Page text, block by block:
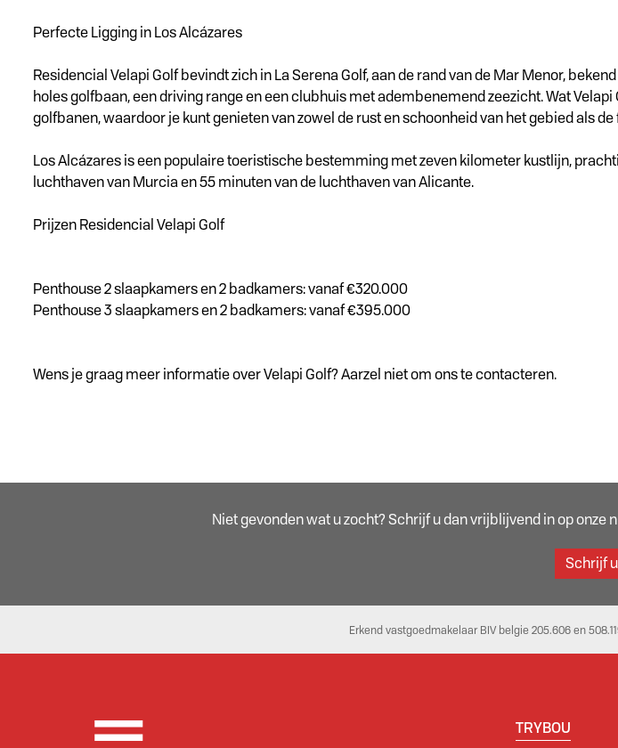
Perfecte Ligging in Los Alcázares
Residencial Velapi Golf bevindt zich in La Serena Golf, aan de rand van de Mar Menor,
holes golfbaan, een driving range en een clubhuis met adembenemend zeezicht. Wat
golfbanen, waardoor je kunt genieten van zowel de rust en schoonheid van het gebied als
Los Alcázares is een populaire toeristische bestemming met zeven kilometer kustlijn,
luchthaven van Murcia en 55 minuten van de luchthaven van Alicante.
Prijzen Residencial Velapi Golf
Penthouse 2 slaapkamers en 2 badkamers: vanaf €320.000
Penthouse 3 slaapkamers en 2 badkamers: vanaf €395.000
Wens je graag meer informatie over Velapi Golf? Aarzel niet om ons te contacteren.
Niet gevonden wat u zocht? Schrijf u dan vrijblijvend in op
Schrijf
Erkend vastgoedmakelaar BIV belgie 205.606 en
TRYBOU